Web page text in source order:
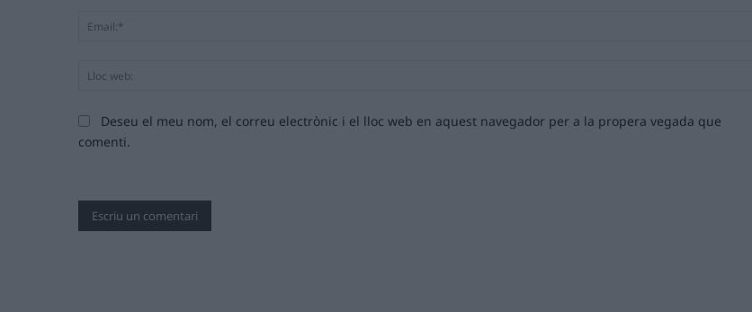
Deseu el meu nom, el correu electrònic i el lloc web en aquest navegador per a la propera vegada que
comenti.